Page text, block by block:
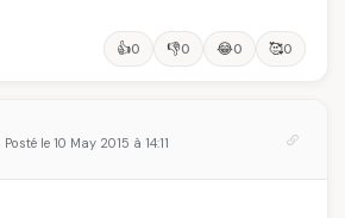
👍0 👎0 😂0 🥰0
Posté le 10 May 2015 à 14:11